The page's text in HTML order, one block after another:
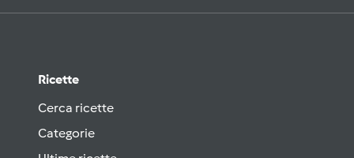
Ricette
Cerca ricette
Categorie